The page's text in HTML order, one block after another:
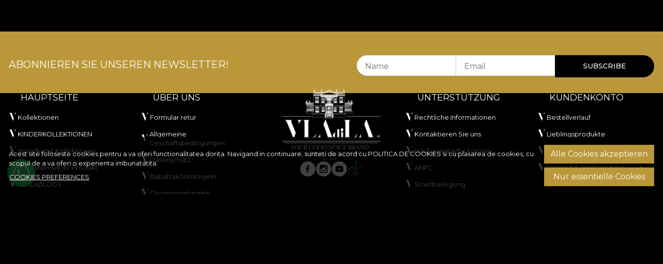
Acest site foloseste cookies pentru a va oferi functionalitatea dorita. Navigand in continuare, sunteti de acord cu POLITICA DE COOKIESsi cu plasarea de cookies, cu
scopul de a va oferi o experienta imbunatatita.
COOKIES PREFERENCES
Alle Cookies akzeptieren
Nur essentielle Cookies
ABONNIEREN SIE UNSEREN NEWSLETTER! Name Email SUBSCRIBE
HAUPTSEITE
Kollektionen
KINDERKOLLEKTIONEN
Wandkunst Kollektionen
Gestalten Sie Ihr Produkt
VLADIØLOGY
ÜBER UNS
Formular retur
Allgemeine
Geschäftsbedingungen
Datenschutz
Rabattaktionsregeln
Gewinnspielregeln
UNTERSTÜTZUNG
Rechtliche Informationen
Kontaktieren Sie uns
Häufig gestellte Fragen
ANPC
Streitbeilegung
KUNDENKONTO
Bestellverlauf
Lieblingsprodukte
Zahlungsmethoden
Versand & Rücksendung